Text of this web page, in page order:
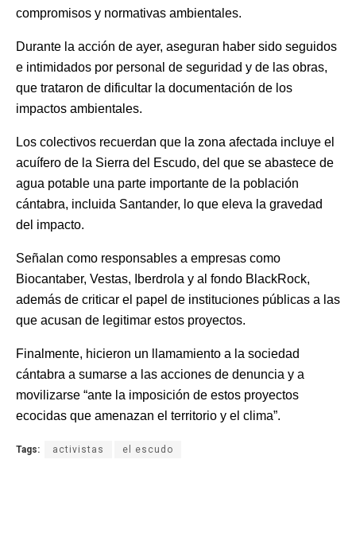
compromisos y normativas ambientales.
Durante la acción de ayer, aseguran haber sido seguidos
e intimidados por personal de seguridad y de las obras,
que trataron de dificultar la documentación de los
impactos ambientales.
Los colectivos recuerdan que la zona afectada incluye el
acuífero de la Sierra del Escudo, del que se abastece de
agua potable una parte importante de la población
cántabra, incluida Santander, lo que eleva la gravedad
del impacto.
Señalan como responsables a empresas como
Biocantaber, Vestas, Iberdrola y al fondo BlackRock,
además de criticar el papel de instituciones públicas a las
que acusan de legitimar estos proyectos.
Finalmente, hicieron un llamamiento a la sociedad
cántabra a sumarse a las acciones de denuncia y a
movilizarse “ante la imposición de estos proyectos
ecocidas que amenazan el territorio y el clima”.
Tags: activistas el escudo